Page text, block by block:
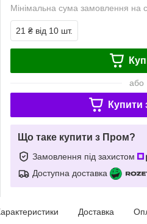
Мінімальна сума замовлення на
21 ₴ від 10 шт.
або
Купити
Що таке купити з Пром?
Замовлення під захистом
Доступна доставка
Доставка